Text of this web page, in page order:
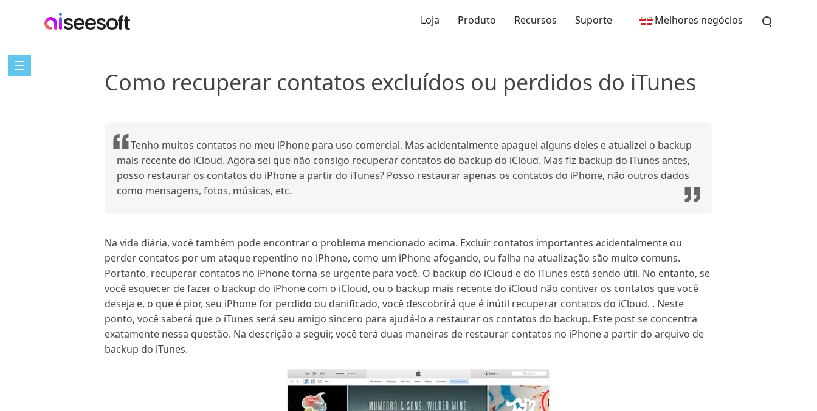
Loja Produto Recursos Suporte Melhores negócios
☰
Como recuperar contatos excluídos ou perdidos do iTunes
Tenho muitos contatos no meu iPhone para uso comercial. Mas acidentalmente apaguei alguns deles e atualizei o backup
mais recente do iCloud. Agora sei que não consigo recuperar contatos do backup do iCloud. Mas fiz backup do iTunes antes,
posso restaurar os contatos do iPhone a partir do iTunes? Posso restaurar apenas os contatos do iPhone, não outros dados
como mensagens, fotos, músicas, etc.
Na vida diária, você também pode encontrar o problema mencionado acima. Excluir contatos importantes acidentalmente ou
perder contatos por um ataque repentino no iPhone, como um iPhone afogando, ou falha na atualização são muito comuns.
Portanto, recuperar contatos no iPhone torna-se urgente para você. O backup do iCloud e do iTunes está sendo útil. No entanto, se
você esquecer de fazer o backup do iPhone com o iCloud, ou o backup mais recente do iCloud não contiver os contatos que você
deseja e, o que é pior, seu iPhone for perdido ou danificado, você descobrirá que é inútil recuperar contatos do iCloud. . Neste
ponto, você saberá que o iTunes será seu amigo sincero para ajudá-lo a restaurar os contatos do backup. Este post se concentra
exatamente nessa questão. Na descrição a seguir, você terá duas maneiras de restaurar contatos no iPhone a partir do arquivo de
backup do iTunes.